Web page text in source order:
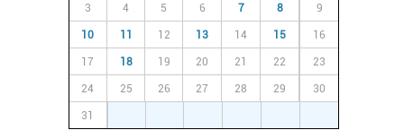
3 4 5 6 7 8 9
10 11 12 13 14 15 16
17 18 19 20 21 22 23
24 25 26 27 28 29 30
31